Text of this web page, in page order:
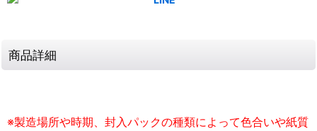
商品詳細
※製造場所や時期、封入パックの種類によって色合いや紙質